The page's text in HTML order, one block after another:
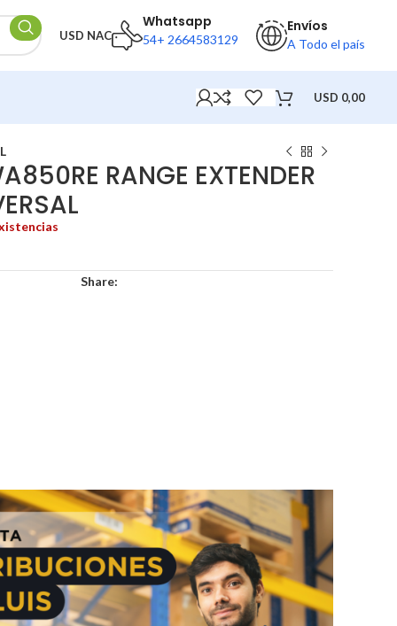
USD NAC
Whatsapp
54+ 2664583129
Envíos
A Todo el país
USD 0,00
RANGE EXTENDER
Share: